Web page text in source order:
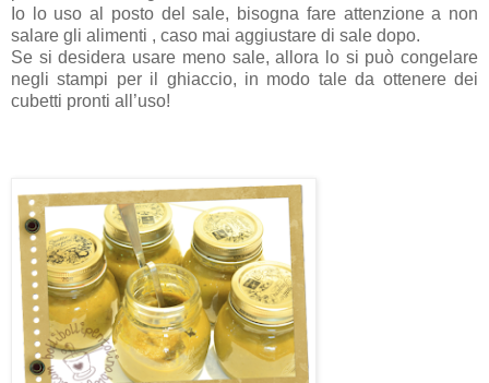
Io lo uso al posto del sale, bisogna fare attenzione a non
salare gli alimenti , caso mai aggiustare di sale dopo.
Se si desidera usare meno sale, allora lo si può congelare
negli stampi per il ghiaccio, in modo tale da ottenere dei
cubetti pronti all’uso!